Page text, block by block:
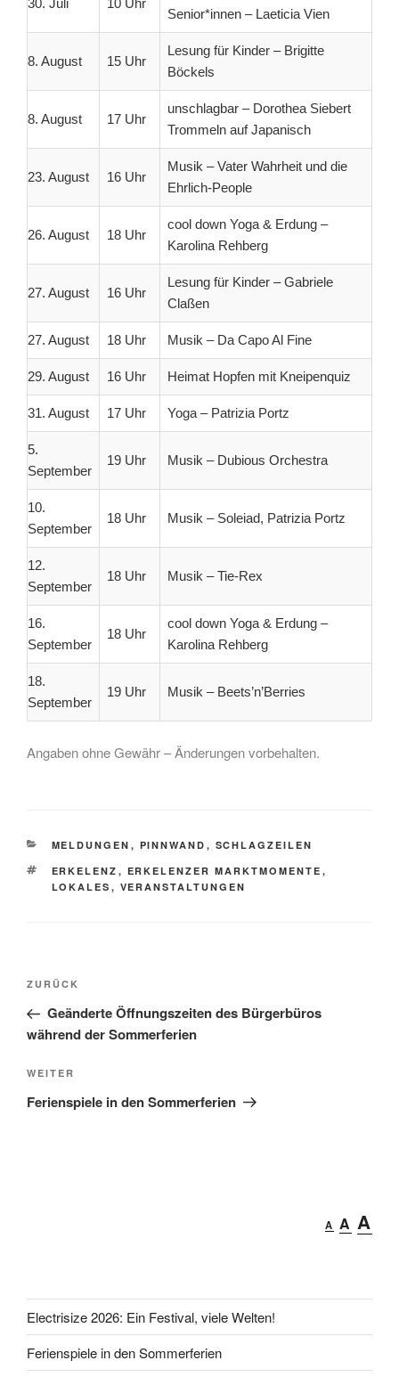
30. Juli 10 Uhr
Senior*innen – Laeticia Vien
8. August 15 Uhr
Lesung für Kinder – Brigitte
Böckels
8. August 17 Uhr
unschlagbar – Dorothea Siebert
Trommeln auf Japanisch
23. August 16 Uhr
Musik – Vater Wahrheit und die
Ehrlich-People
26. August 18 Uhr
cool down Yoga & Erdung –
Karolina Rehberg
27. August 16 Uhr
Lesung für Kinder – Gabriele
Claßen
27. August 18 Uhr Musik – Da Capo Al Fine
29. August 16 Uhr Heimat Hopfen mit Kneipenquiz
31. August 17 Uhr Yoga – Patrizia Portz
5.
September
19 Uhr Musik – Dubious Orchestra
10.
September
18 Uhr Musik – Soleiad, Patrizia Portz
12.
September
18 Uhr Musik – Tie-Rex
16.
September
18 Uhr
cool down Yoga & Erdung –
Karolina Rehberg
18.
September
19 Uhr Musik – Beets’n’Berries
Angaben ohne Gewähr – Änderungen vorbehalten.
KATEGORIEN
MELDUNGEN , PINNWAND , SCHLAGZEILEN
SCHLAGWÖRTER
ERKELENZ , ERKELENZER MARKTMOMENTE ,
LOKALES , VERANSTALTUNGEN
Beitragsnavigation
Vorheriger
Beitrag
ZURÜCK
Geänderte Öffnungszeiten des Bürgerbüros
während der Sommerferien
Nächster
Beitrag
WEITER
Ferienspiele in den Sommerferien
A
Decrease
font
A Reset
font
A
Electrisize 2026: Ein Festival, viele Welten!
Ferienspiele in den Sommerferien